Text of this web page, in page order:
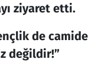
ziyaret etti.
de camide
değildir!”